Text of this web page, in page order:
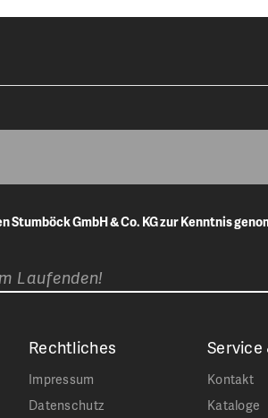
Stumböck GmbH & Co. KG zur Kenntnis
Laufenden!
Rechtliches
Impressum
Datenschutz
Service
Kontakt
Kataloge